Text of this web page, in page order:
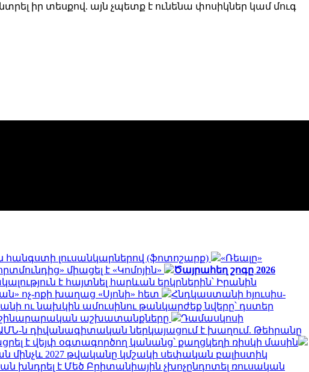
իր տեսքով. այն չպետք է ունենա փոսիկներ կամ մուգ
հանգստի լուսանկարներով (ֆոտոշարք)
«Ռեալը»
միացել է «Կոմոյին»
Ծայրահեղ շոգը 2026
է հայտնել հարևան երկրներին՝ Իրանին
ոչ-ոքի խաղաց «Սյոնի» հետ
Հնդկաստանի հյուսիս-
ու նախկին ամուսինու թանկարժեք նվերը՝ դստեր
շինարարական աշխատանքները
Դամասկոսի
ն դիվանագիտական ներկայացում է խաղում. Թեհրանը
է վեյփ օգտագործող կանանց՝ քաղցկեղի ռիսկի մասին
մինչև 2027 թվականը կմշակի սեփական բալիստիկ
խնդրել է Մեծ Բրիտանիային չխոչընդոտել ռուսական